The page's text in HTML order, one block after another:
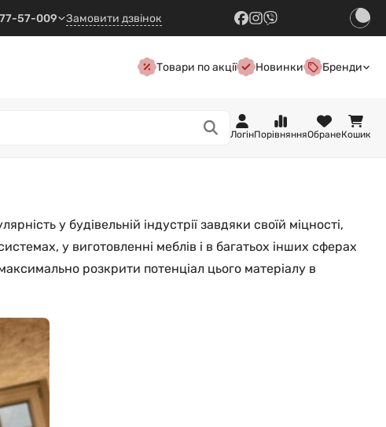
57-009 Замовити дзвінок
Товари по акції Новинки Бренди
ЛогінПорівнянняОбранеКошик
у будівельній індустрії завдяки своїй міцності,
у виготовленні меблів і в багатьох інших сферах
розкрити потенціал цього матеріалу в